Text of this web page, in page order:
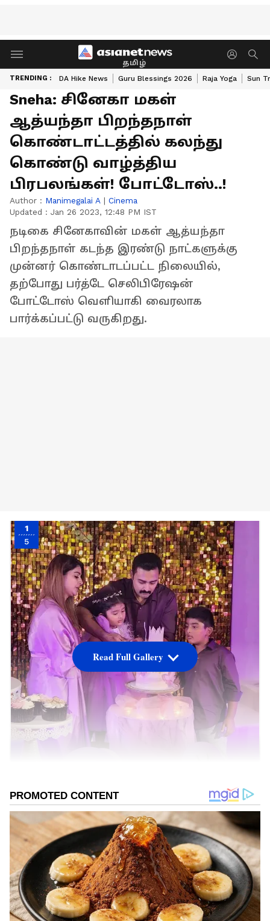
தமிழ்
TRENDING : DA Hike News Guru Blessings 2026 Raja Yoga Sun
Sneha: சினேகா மகள்
ஆத்யந்தா பிறந்தநாள்
கொண்டாட்டத்தில் கலந்து
கொண்டு வாழ்த்திய
பிரபலங்கள்! போட்டோஸ்..!
Author : Manimegalai A | Cinema
Updated : Jan 26 2023, 12:48 PM IST
நடிகை சினேகாவின் மகள் ஆத்யந்தா
பிறந்தநாள் கடந்த இரண்டு நாட்களுக்கு
முன்னர் கொண்டாடப்பட்ட நிலையில்,
தற்போது பர்த்டே செலிபிரேஷன்
போட்டோஸ் வெளியாகி வைரலாக
பார்க்கப்பட்டு வருகிறது.
1
5
தன்னுடைய மகன் மற்றும் மகளின்
புகைப்படங்களை மிகவும் விமர்சியாக
கொண்டாடுவதை வழக்கமாக
வைத்துள்ளார். குறிப்பாக குழந்தைகளின்,
பிறந்தநாள் போது, முதியோர் மற்றும்
ஆசிரமத்தில் வசிக்கும் குழந்தைகளுக்கும்
பல்வேறு உதவிகள் செய்து வருகிறார்.
Read Full Gallery